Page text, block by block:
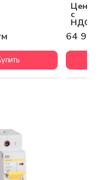
Цена
с
НДС
64 900